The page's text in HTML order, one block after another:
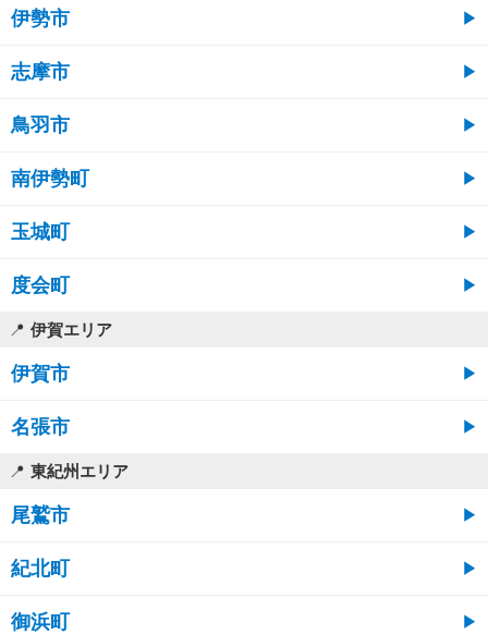
伊勢市
志摩市
鳥羽市
南伊勢町
玉城町
度会町
伊賀エリア
伊賀市
名張市
東紀州エリア
尾鷲市
紀北町
御浜町